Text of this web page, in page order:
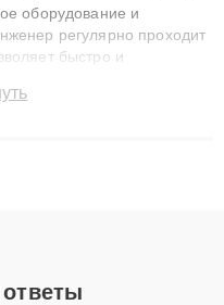
оборудование и
регулярно проходит
быстро и
мастера решают